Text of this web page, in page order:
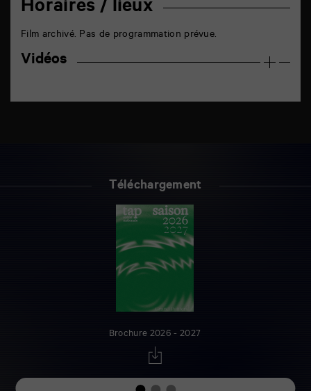
Horaires / lieux
Film archivé. Pas de programmation prévue.
Vidéos
Téléchargement
Brochure 2026 - 2027